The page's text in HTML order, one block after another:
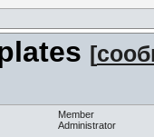
[
Member
Administrator